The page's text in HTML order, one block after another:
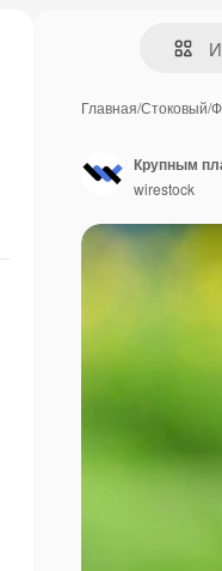
Главная/Стоковый/
Крупным
wirestock